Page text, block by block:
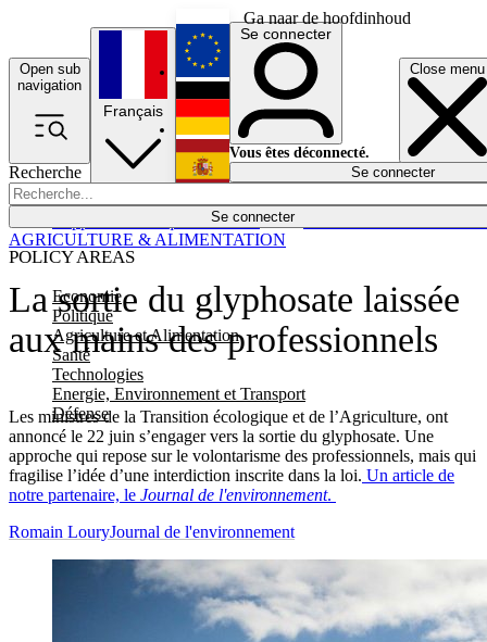
Ga naar de hoofdinhoud
Open sub
navigation
Close menu
Recherche
Se connecter
POLICY AREAS
Economie
Politique
Agriculture et Alimentation
Santé
Technologies
Energie, Environnement et Transport
Défense
Économie
Français
English
Deutsch
Español
Se connecter
Vous êtes déconnecté.
Se connecter
La sortie du glyphosate laissée
aux mains des professionnels
Les ministres de la Transition écologique et de l’Agriculture, ont
annoncé le 22 juin s’engager vers la sortie du glyphosate. Une
approche qui repose sur le volontarisme des professionnels, mais qui
fragilise l’idée d’une interdiction inscrite dans la loi. Un article de
notre partenaire, le Journal de l'environnement.
AGRICULTURE & ALIMENTATION
Romain LouryJournal de l'environnement